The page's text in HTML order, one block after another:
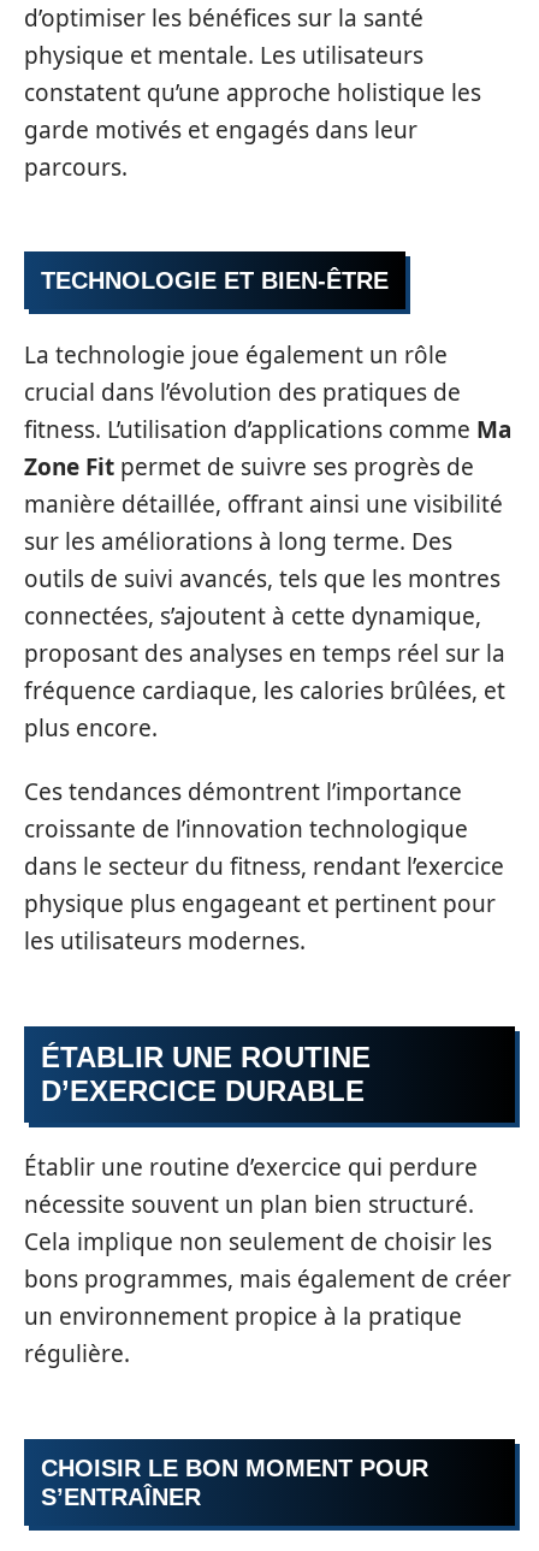
d’optimiser les bénéfices sur la santé
physique et mentale. Les utilisateurs
constatent qu’une approche holistique les
garde motivés et engagés dans leur
parcours.
TECHNOLOGIE ET BIEN-ÊTRE
La technologie joue également un rôle
crucial dans l’évolution des pratiques de
fitness. L’utilisation d’applications comme Ma
Zone Fit permet de suivre ses progrès de
manière détaillée, offrant ainsi une visibilité
sur les améliorations à long terme. Des
outils de suivi avancés, tels que les montres
connectées, s’ajoutent à cette dynamique,
proposant des analyses en temps réel sur la
fréquence cardiaque, les calories brûlées, et
plus encore.
Ces tendances démontrent l’importance
croissante de l’innovation technologique
dans le secteur du fitness, rendant l’exercice
physique plus engageant et pertinent pour
les utilisateurs modernes.
ÉTABLIR UNE ROUTINE
D’EXERCICE DURABLE
Établir une routine d’exercice qui perdure
nécessite souvent un plan bien structuré.
Cela implique non seulement de choisir les
bons programmes, mais également de créer
un environnement propice à la pratique
régulière.
CHOISIR LE BON MOMENT POUR
S’ENTRAÎNER